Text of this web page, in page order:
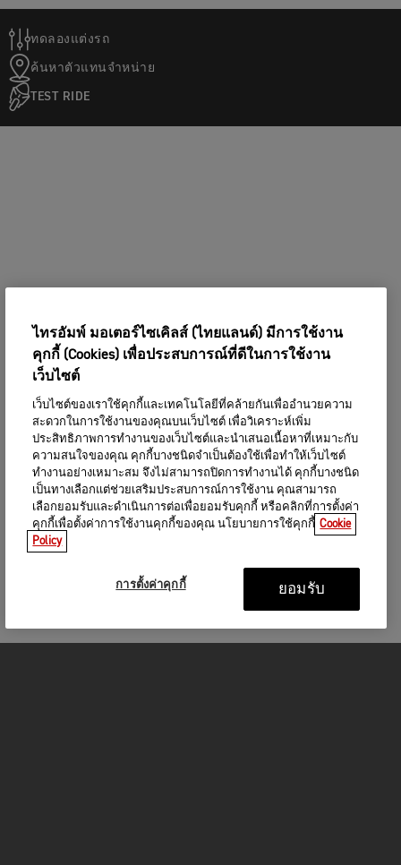
ทดลองแต่งรถ
ค้นหาตัวแทนจำหน่าย
TEST RIDE
ไทรอัมพ์ มอเตอร์ไซเคิลส์ (ไทยแลนด์) มีการใช้งาน
คุกกี้ (Cookies) เพื่อประสบการณ์ที่ดีในการใช้งาน
เว็บไซต์
เว็บไซต์ของเราใช้คุกกี้และเทคโนโลยีที่คล้ายกันเพื่ออำนวยความ
สะดวกในการใช้งานของคุณบนเว็บไซต์ เพื่อวิเคราะห์เพิ่ม
ประสิทธิภาพการทำงานของเว็บไซต์และนำเสนอเนื้อหาที่เหมาะกับ
ความสนใจของคุณ คุกกี้บางชนิดจำเป็นต้องใช้เพื่อทำให้เว็บไซต์
ทำงานอย่างเหมาะสม จึงไม่สามารถปิดการทำงานได้ คุกกี้บางชนิด
เป็นทางเลือกแต่ช่วยเสริมประสบการณ์การใช้งาน คุณสามารถ
เลือกยอมรับและดำเนินการต่อเพื่อยอมรับคุกกี้ หรือคลิกที่การตั้งค่า
คุกกี้เพื่อตั้งค่าการใช้งานคุกกี้ของคุณ นโยบายการใช้คุกกี้ Cookie
Policy
การตั้งค่าคุกกี้ ยอมรับ